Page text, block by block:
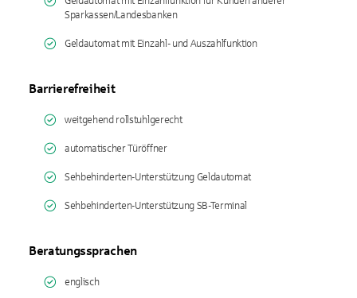
Sparkassen/Landesbanken
Geldautomat mit Einzahl- und Auszahlfunktion
Barrierefreiheit
weitgehend rollstuhlgerecht
automatischer Türöffner
Sehbehinderten-Unterstützung Geldautomat
Sehbehinderten-Unterstützung SB-Terminal
Beratungssprachen
englisch